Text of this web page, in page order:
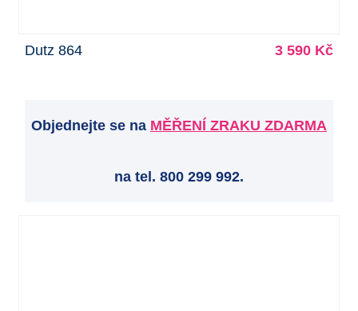
Dutz 864 3 590 Kč
Objednejte se na MĚŘENÍ ZRAKU ZDARMA
na tel. 800 299 992.